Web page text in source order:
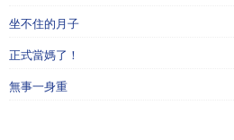
坐不住的月子
正式當媽了！
無事一身重